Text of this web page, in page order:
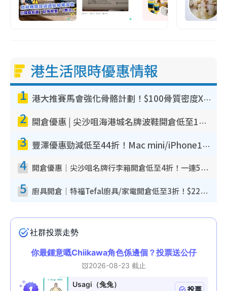
港生活限時優惠情報
1 港大推賽馬會強化骨骼計劃！$100骨質密度X光檢查 完成免費運動訓練送超市禮券！附參加資格
2 開倉優惠 | 尖沙咀海港城名牌波鞋開倉低至1折！On鞋$899起／Joy&Peace鞋履$98起
3 豐澤優惠勁減低至44折！Mac mini/iPhone17Pro大減價！廚房家電$220起
4 開倉優惠｜尖沙咀名牌行李箱開倉低至4折！一連5日 American Tourister/ace./Hallmark $200起！
5 廚具開倉｜特福Tefal廚具/家電開倉低至3折！$220起買平底鍋/炒鑊/湯煲！電飯煲/吸塵機/燙斗$418起